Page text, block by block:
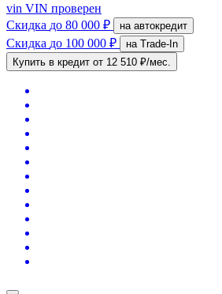
vin VIN проверен
Скидка до 80 000 ₽ на автокредит
Скидка до 100 000 ₽
на Trade-In
Купить в кредит от 12 510 ₽/мес.